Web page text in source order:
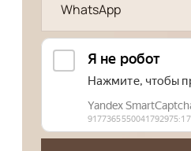
WhatsApp